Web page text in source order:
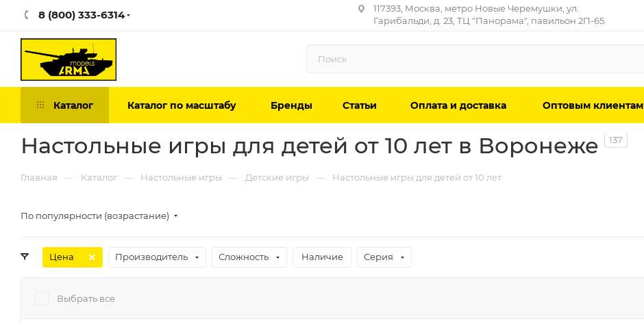
8 (800) 333-6314
117393, Москва, метро Новые Черемушки, ул.
Гарибальди, д. 23, ТЦ "Панорама", павильон 2П-65.
Каталог Каталог по масштабу Бренды Статьи Оплата и доставка Оптовым клиентам
Настольные игры для детей от 10 лет в Воронеже 137
Главная — Каталог — Настольные игры — Детские игры — Настольные игры для детей от 10 лет
По популярности (возрастание)
Цена Производитель Сложность Наличие Серия
Выбрать все